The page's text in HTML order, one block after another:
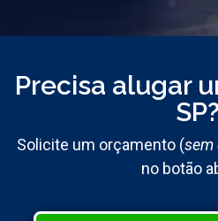
Precisa alugar
SP?
Solicite um orçamento (sem
no botão